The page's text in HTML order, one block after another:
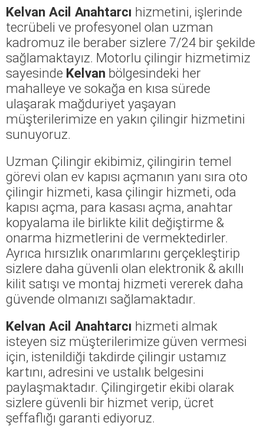
Kelvan Acil Anahtarcı hizmetini, işlerinde
tecrübeli ve profesyonel olan uzman
kadromuz ile beraber sizlere 7/24 bir şekilde
sağlamaktayız. Motorlu çilingir hizmetimiz
sayesinde Kelvan bölgesindeki her
mahalleye ve sokağa en kısa sürede
ulaşarak mağduriyet yaşayan
müşterilerimize en yakın çilingir hizmetini
sunuyoruz.
Uzman Çilingir ekibimiz, çilingirin temel
görevi olan ev kapısı açmanın yanı sıra oto
çilingir hizmeti, kasa çilingir hizmeti, oda
kapısı açma, para kasası açma, anahtar
kopyalama ile birlikte kilit değiştirme &
onarma hizmetlerini de vermektedirler.
Ayrıca hırsızlık onarımlarını gerçekleştirip
sizlere daha güvenli olan elektronik & akıllı
kilit satışı ve montaj hizmeti vererek daha
güvende olmanızı sağlamaktadır.
Kelvan Acil Anahtarcı hizmeti almak
isteyen siz müşterilerimize güven vermesi
için, istenildiği takdirde çilingir ustamız
kartını, adresini ve ustalık belgesini
paylaşmaktadır. Çilingirgetir ekibi olarak
sizlere güvenli bir hizmet verip, ücret
şeffaflığı garanti ediyoruz.